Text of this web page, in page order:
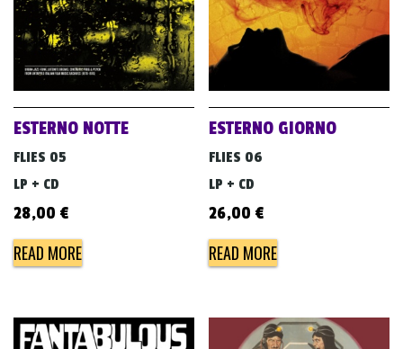
ESTERNO NOTTE
FLIES 05
LP + CD
28,00 €
READ MORE
ESTERNO GIORNO
FLIES 06
LP + CD
26,00 €
READ MORE